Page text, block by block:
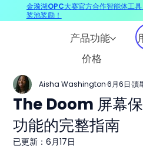
产品功能
价格
The Doom 屏幕
功能的完整指南
Aisha Washington 6月6日 讀
已更新：6月17日
金漪湖OPC大赛官方合作智能体工
奖池奖励！